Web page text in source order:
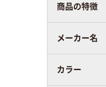
対象
商品の特徴
メーカー名
カラー